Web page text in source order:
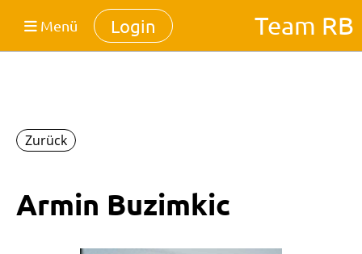
Team RB
Login
Menü
Zurück
Armin Buzimkic